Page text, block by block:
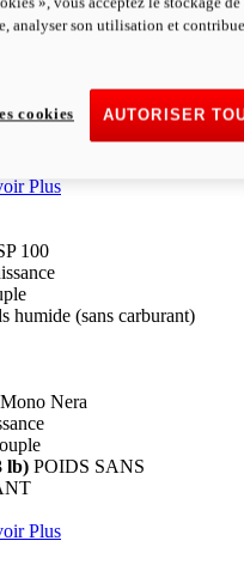
Plus
humide (sans carburant)
Plus
100
humide (sans carburant)
Nera
lb) POIDS SANS
Plus
analyser son utilisation et
AUTORISER
cookies